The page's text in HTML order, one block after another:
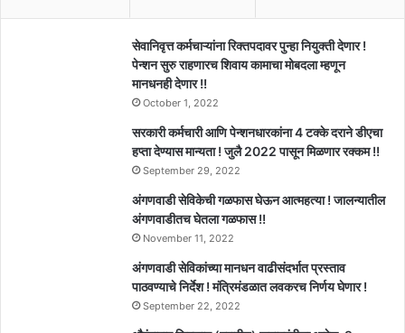
सेवानिवृत्त कर्मचाऱ्यांना रिक्तपदावर पुन्हा नियुक्ती देणार !
पेन्शन सुरु राहणारच शिवाय कामाचा मोबदला म्हणून
मानधनही देणार !!
October 1, 2022
सरकारी कर्मचारी आणि पेन्शनधारकांना 4 टक्के दराने डीएचा
हप्ता देण्यास मान्यता ! जुलै 2022 पासून मिळणार रक्कम !!
September 29, 2022
अंगणवाडी सेविकेची गळफास घेऊन आत्महत्या ! जालन्यातील
अंगणवाडीतच घेतला गळफास !!
November 11, 2022
अंगणवाडी सेविकांच्या मानधन वाढीसंदर्भात प्रस्ताव
पाठवण्याचे निर्देश ! मंत्रिमंडळात लवकरच निर्णय घेणार !
September 22, 2022